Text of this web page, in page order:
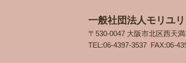
一般社団法人モリユ
〒530-0047 大阪市北区西天
TEL:06-4397-3537 FAX:06-